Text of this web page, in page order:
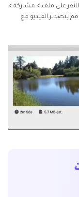
على ملف > مشاركة >
بتصدير الفيديو مع